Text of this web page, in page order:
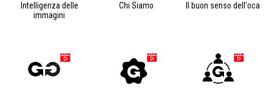
Intelligenza delle
immagini
Chi Siamo Il buon senso dell'oca